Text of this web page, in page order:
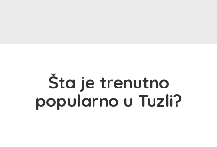
Šta je trenutno
popularno u Tuzli?